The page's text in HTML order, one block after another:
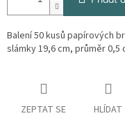
Balení 50 kusů papírových
slámky 19,6 cm, průměr 0,5
ZEPTAT SE HLÍDAT